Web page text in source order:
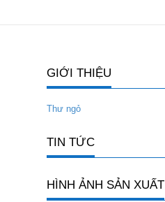
GIỚI THIỆU
Thư ngỏ
TIN TỨC
HÌNH ẢNH SẢN XUẤT